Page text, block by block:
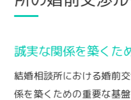
誠実な関係を築くた
結婚相談所における婚前
係を築くための重要な基